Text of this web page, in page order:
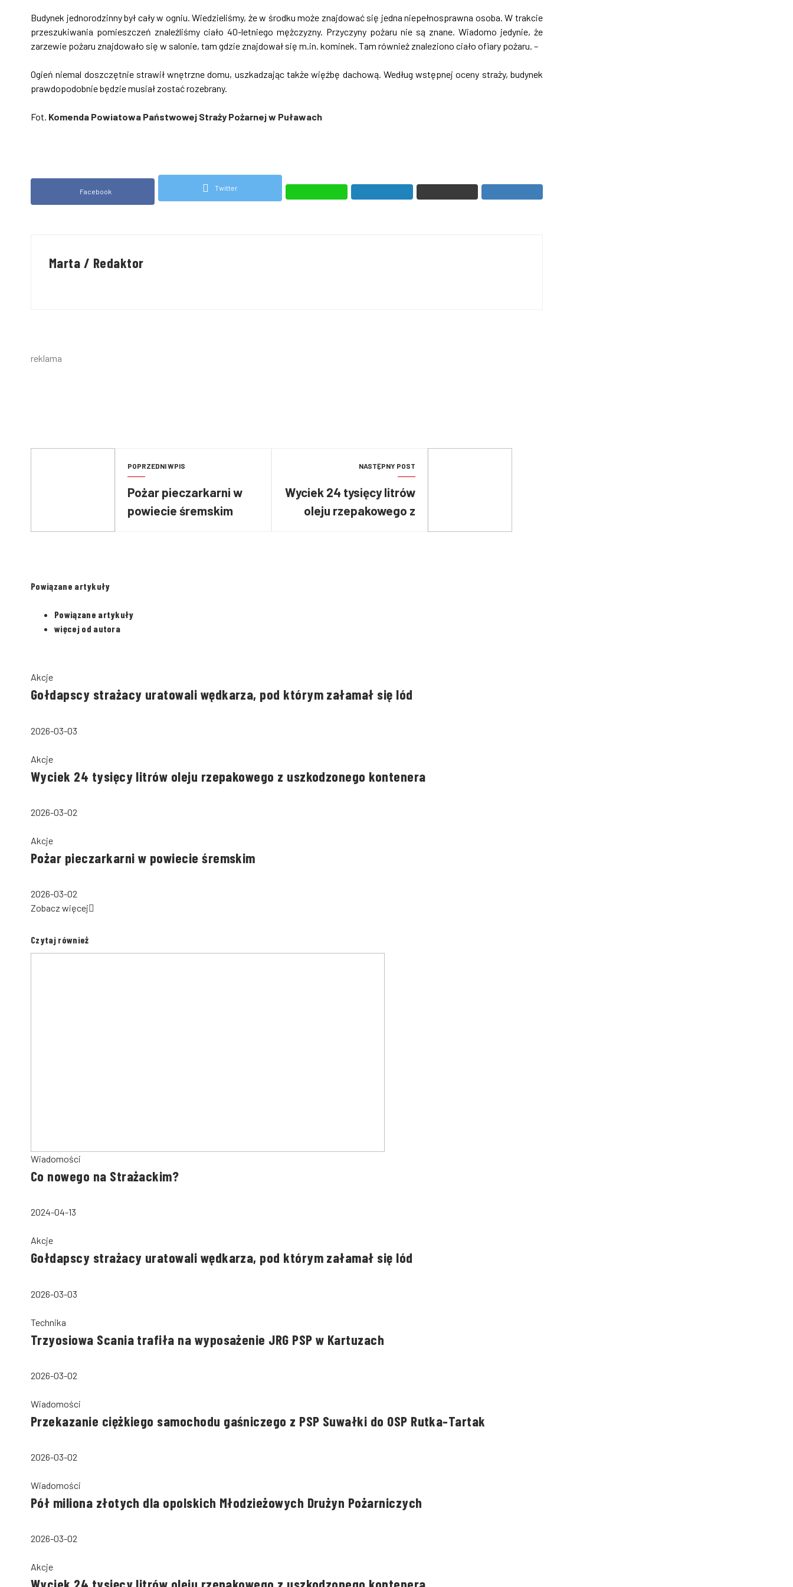
Budynek jednorodzinny był cały w ogniu. Wiedzieliśmy, że w środku może znajdować się jedna niepełnosprawna osoba. W trakcie
przeszukiwania pomieszczeń znaleźliśmy ciało 40-letniego mężczyzny. Przyczyny pożaru nie są znane. Wiadomo jedynie, że
zarzewie pożaru znajdowało się w salonie, tam gdzie znajdował się m.in. kominek. Tam również znaleziono ciało ofiary pożaru. –
Ogień niemal doszczętnie strawił wnętrzne domu, uszkadzając także więźbę dachową. Według wstępnej oceny straży, budynek
prawdopodobnie będzie musiał zostać rozebrany.
Fot. Komenda Powiatowa Państwowej Straży Pożarnej w Puławach
Facebook Twitter
Marta / Redaktor
reklama
POPRZEDNI WPIS
Pożar pieczarkarni w
powiecie śremskim
NASTĘPNY POST
Wyciek 24 tysięcy litrów
oleju rzepakowego z
Powiązane artykuły
Powiązane artykuły
więcej od autora
Akcje
Gołdapscy strażacy uratowali wędkarza, pod którym załamał się lód
2026-03-03
Akcje
Wyciek 24 tysięcy litrów oleju rzepakowego z uszkodzonego kontenera
2026-03-02
Akcje
Pożar pieczarkarni w powiecie śremskim
2026-03-02
Zobacz więcej
Czytaj również
Wiadomości
Co nowego na Strażackim?
2024-04-13
Akcje
Gołdapscy strażacy uratowali wędkarza, pod którym załamał się lód
2026-03-03
Technika
Trzyosiowa Scania trafiła na wyposażenie JRG PSP w Kartuzach
2026-03-02
Wiadomości
Przekazanie ciężkiego samochodu gaśniczego z PSP Suwałki do OSP Rutka-Tartak
2026-03-02
Wiadomości
Pół miliona złotych dla opolskich Młodzieżowych Drużyn Pożarniczych
2026-03-02
Akcje